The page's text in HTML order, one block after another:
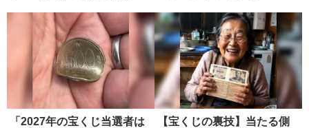
「2027年の宝くじ当選者は
【宝くじの裏技】当たる側